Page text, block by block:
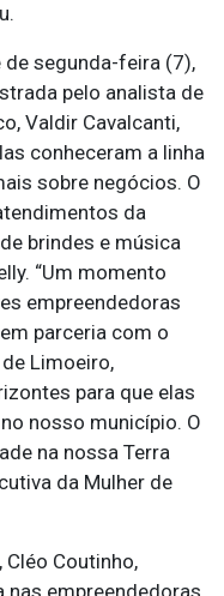
segunda-feira (7),
pelo analista de
Valdir Cavalcanti,
conheceram a linha
sobre negócios. O
da
brindes e música
“Um momento
empreendedoras
parceria com o
Limoeiro,
para que elas
nosso município. O
na nossa Terra
da Mulher de
Coutinho,